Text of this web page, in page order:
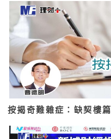
按揭奇難雜症：缺契樓篇